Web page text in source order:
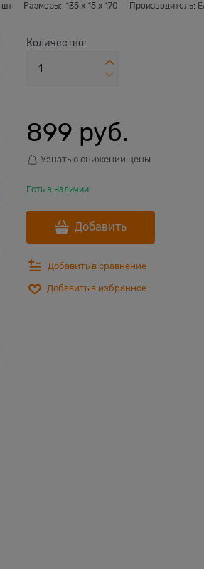
шт Размеры: 135x 15x 170 Производитель:
Количество:
899 руб.
Узнать о снижении цены
Есть в наличии
Добавить
Добавить в сравнение
Добавить в избранное